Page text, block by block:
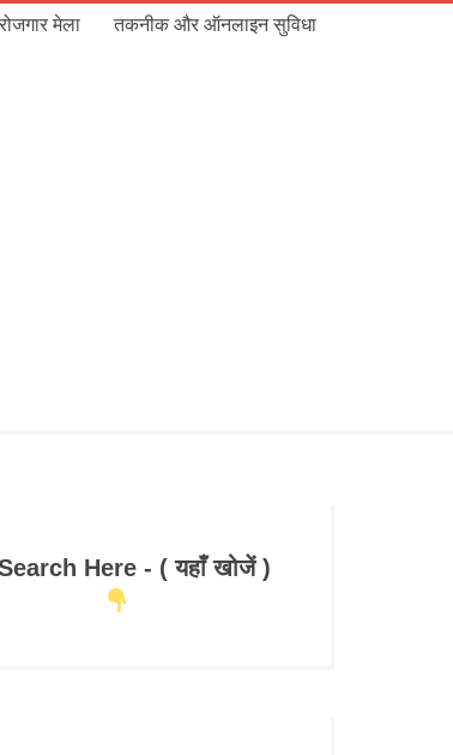
रोजगार मेला तकनीक और ऑनलाइन सुविधा
Here - ( यहाँ खोजें )